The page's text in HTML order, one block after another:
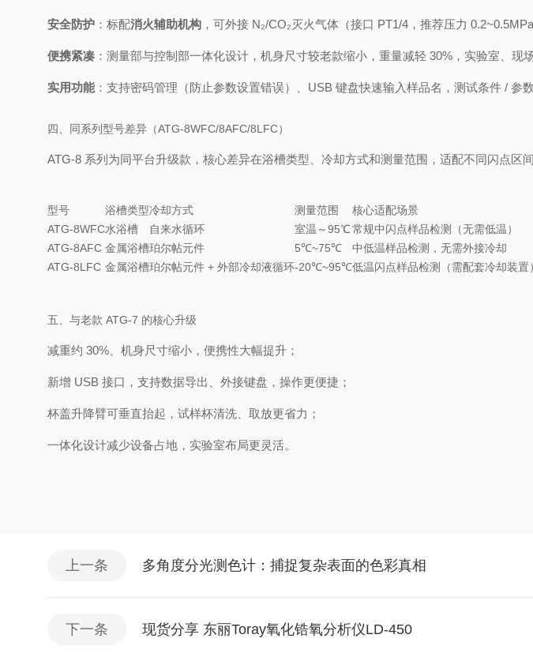
安全防护 ：标配消火辅助机构 ，可外接 N₂/CO₂灭火气体（接口 PT1/4，推荐压力
便携紧凑 ：测量部与控制部一体化设计，机身尺寸较老款缩小，重量减轻 30%，实验室、现
实用功能 ：支持密码管理（防止参数设置错误）、USB 键盘快速输入样品名，测试条件 / 参
四、同系列型号差异（ATG-8WFC/8AFC/8LFC）
ATG-8 系列为同平台升级款，核心差异在浴槽类型、冷却方式和测量范围，适配不同闪点区
型号 浴槽类型冷却方式 测量范围
核心适配场景
ATG-8WFC水浴槽 自来水循环 室温～95℃常规中闪点样品检测（无需低温）
ATG-8AFC 金属浴槽珀尔帖元件 5℃~75℃
中低温样品检测，无需外接冷却
ATG-8LFC 金属浴槽珀尔帖元件 + 外部冷却液循环-20℃~95℃低温闪点样品检测（需配套冷却装置）
五、与老款 ATG-7 的核心升级
减重约 30%、机身尺寸缩小，便携性大幅提升；
新增 USB 接口，支持数据导出、外接键盘，操作更便捷；
杯盖升降臂可垂直抬起，试样杯清洗、取放更省力；
一体化设计减少设备占地，实验室布局更灵活。
上一条 多角度分光测色计：捕捉复杂表面的色彩真相
下一条 现货分享 东丽Toray氧化锆氧分析仪LD-450